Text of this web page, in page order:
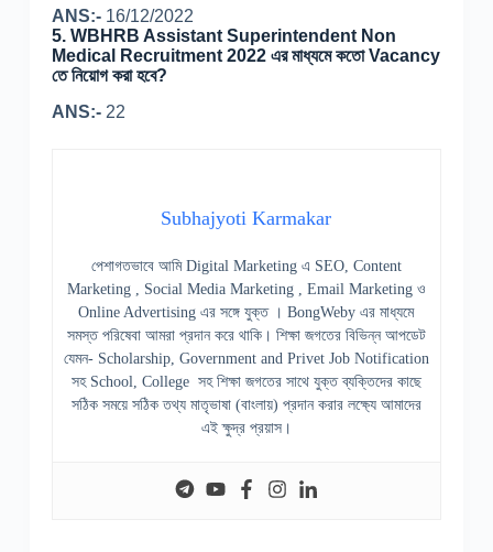
ANS:- 16/12/2022
5. WBHRB Assistant Superintendent Non
Medical Recruitment 2022 এর মাধ্যমে কতো Vacancy
তে নিয়োগ করা হবে?
ANS:- 22
Subhajyoti Karmakar
পেশাগতভাবে আমি Digital Marketing এ SEO, Content
Marketing , Social Media Marketing , Email Marketing ও
Online Advertising এর সঙ্গে যুক্ত । BongWeby এর মাধ্যমে
সমস্ত পরিষেবা আমরা প্রদান করে থাকি। শিক্ষা জগতের বিভিন্ন আপডেট
যেমন- Scholarship, Government and Privet Job Notification
সহ School, College সহ শিক্ষা জগতের সাথে যুক্ত ব্যক্তিদের কাছে
সঠিক সময়ে সঠিক তথ্য মাতৃভাষা (বাংলায়) প্রদান করার লক্ষ্যে আমাদের
এই ক্ষুদ্র প্রয়াস।